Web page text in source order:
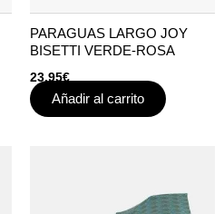
PARAGUAS LARGO JOY
BISETTI VERDE-ROSA
23,95€
Añadir al carrito